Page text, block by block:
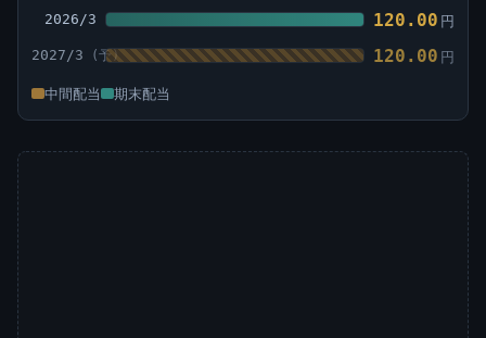
2026/3 120.00 円
2027/3 120.00 円
中間配当 期末配当